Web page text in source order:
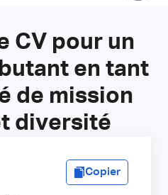
CV pour un
en tant
de mission
diversité
Copier